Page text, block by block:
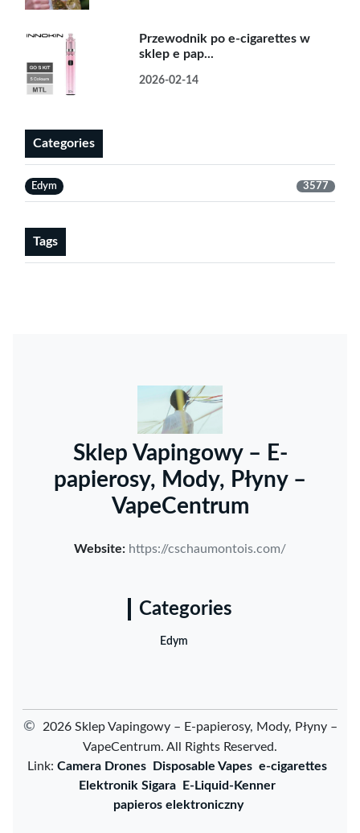
Przewodnik po e-cigarettes w
sklep e pap...
2026-02-14
Categories
Edym 3577
Tags
Sklep Vapingowy – E-
papierosy, Mody, Płyny –
VapeCentrum
Website: https://cschaumontois.com/
Categories
Edym
©
2026 Sklep Vapingowy – E-papierosy, Mody, Płyny –
VapeCentrum. All Rights Reserved.
Link: Camera Drones Disposable Vapes e-cigarettes
Elektronik Sigara
E-Liquid-Kenner
papieros elektroniczny